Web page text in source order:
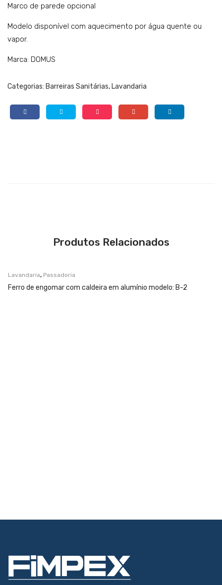
Marco de parede opcional
Modelo disponível com aquecimento por água quente ou
vapor.
Marca: DOMUS
Categorias: Barreiras Sanitárias, Lavandaria
Produtos Relacionados
Lavandaria, Passadoria
Ferro de engomar com caldeira em alumínio modelo: B-2